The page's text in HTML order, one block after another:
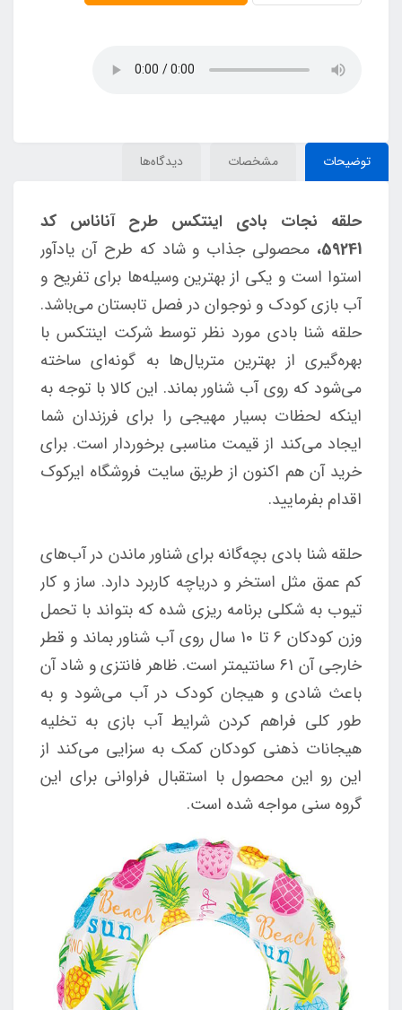
توضیحات مشخصات دیدگاه‌ها
حلقه نجات بادی اینتکس طرح آناناس کد
59241، محصولی جذاب و شاد که طرح آن یادآور
استوا است و یکی از بهترین وسیله‌ها برای تفریح و
آب بازی کودک و نوجوان در فصل تابستان می‌باشد.
حلقه شنا بادی مورد نظر توسط شرکت اینتکس با
بهره‌گیری از بهترین متریال‌ها به گونه‌ای ساخته
می‌شود که روی آب شناور بماند. این کالا با توجه به
اینکه لحظات بسیار مهیجی را برای فرزندان شما
ایجاد می‌کند از قیمت مناسبی برخوردار است. برای
خرید آن هم اکنون از طریق سایت فروشگاه ایرکوک
اقدام بفرمایید.
حلقه شنا بادی بچه‌گانه برای شناور ماندن در آب‌های
کم عمق مثل استخر و دریاچه کاربرد دارد. ساز و کار
تیوب به شکلی برنامه ریزی شده که بتواند با تحمل
وزن کودکان 6 تا 10 سال روی آب شناور بماند و قطر
خارجی آن 61 سانتیمتر است. ظاهر فانتزی و شاد آن
باعث شادی و هیجان کودک در آب می‌شود و به
طور کلی فراهم کردن شرایط آب بازی به تخلیه
هیجانات ذهنی کودکان کمک به سزایی می‌کند از
این رو این محصول با استقبال فراوانی برای این
گروه سنی مواجه شده است.